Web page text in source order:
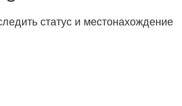
статус и местонахождение